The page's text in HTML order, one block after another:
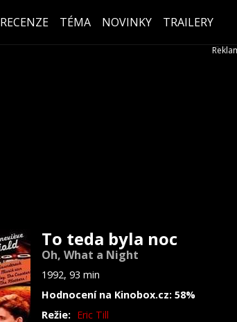
RECENZE TÉMA NOVINKY TRAILERY
To teda byla noc
Oh, What a Night
1992, 93 min
Hodnocení na Kinobox.cz: 58%
Režie: Eric Till